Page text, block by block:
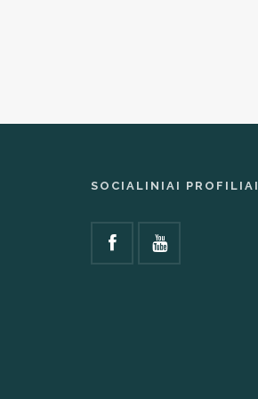
SOCIALINIAI PROFILIAI